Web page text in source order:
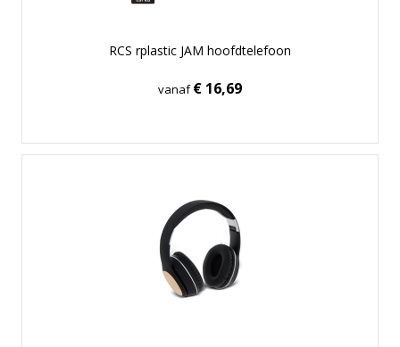
RCS rplastic JAM hoofdtelefoon
vanaf€ 16,69